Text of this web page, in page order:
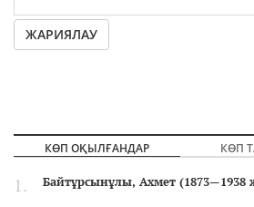
ЖАРИЯЛАУ
КӨП ОҚЫЛҒАНДАР КӨП
Байтұрсынұлы, Ахмет (1873—1938